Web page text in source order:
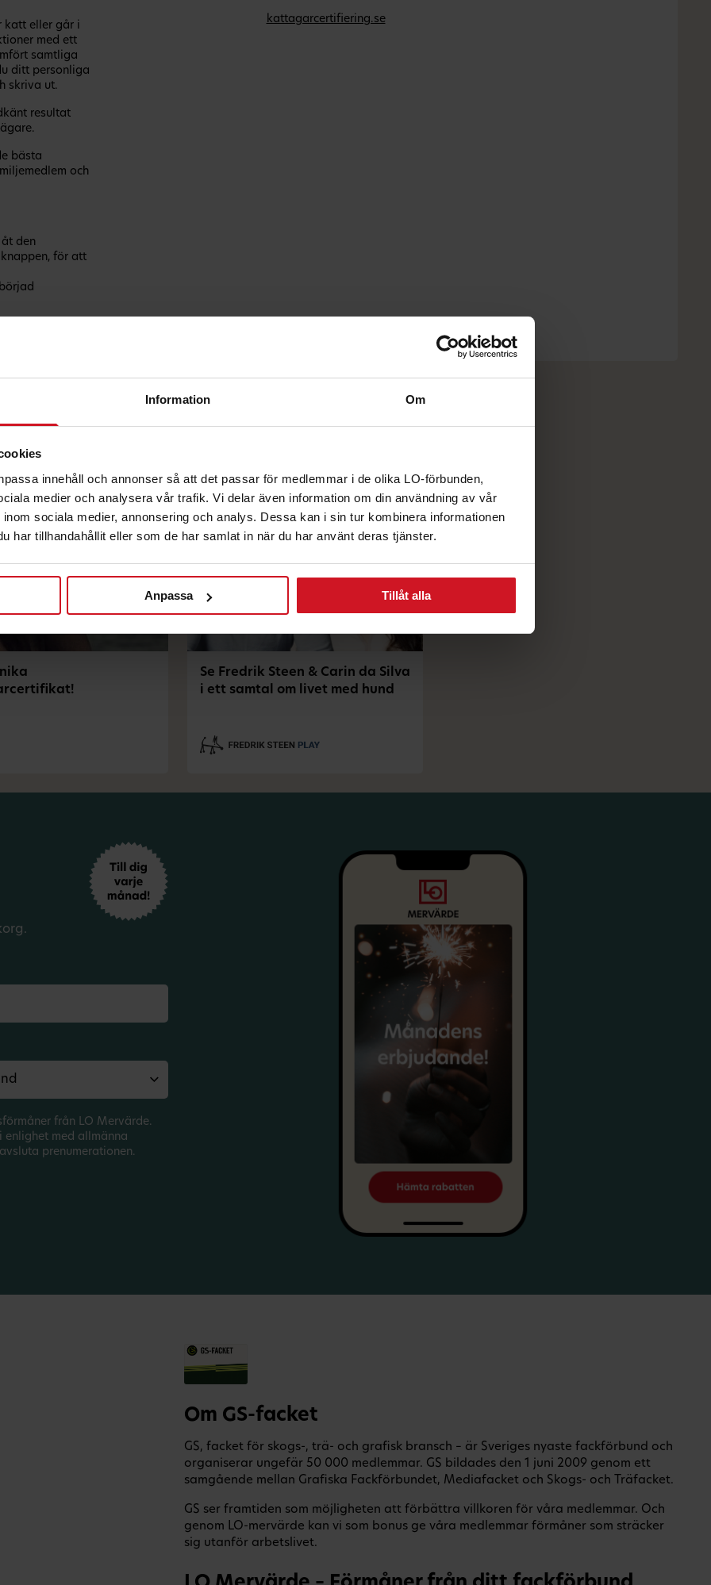
Information Om
innehåll och annonser så att det passar för medlemmar i de olika LO-förbunden,
medier och analysera vår trafik. Vi delar även information om din användning av vår
sociala medier, annonsering och analys. Dessa kan i sin tur kombinera informationen
har tillhandahållit eller som de har samlat in när du har använt deras tjänster.
Anpassa Tillåt alla
katt eller går i
med ett
samtliga
ditt personliga
skriva ut.
resultat
bästa
och
den
för att
kattagarcertifiering.se
Se Fredrik Steen & Carin da Silva
i ett samtal om livet med hund
från LO Mervärde.
enlighet med allmänna
prenumerationen.
Om GS-facket
GS, facket för skogs-, trä- och grafisk bransch – är Sveriges nyaste fackförbund och
organiserar ungefär 50 000 medlemmar. GS bildades den 1 juni 2009 genom ett
samgående mellan Grafiska Fackförbundet, Mediafacket och Skogs- och Träfacket.
GS ser framtiden som möjligheten att förbättra villkoren för våra medlemmar. Och
genom LO-mervärde kan vi som bonus ge våra medlemmar förmåner som sträcker
sig utanför arbetslivet.